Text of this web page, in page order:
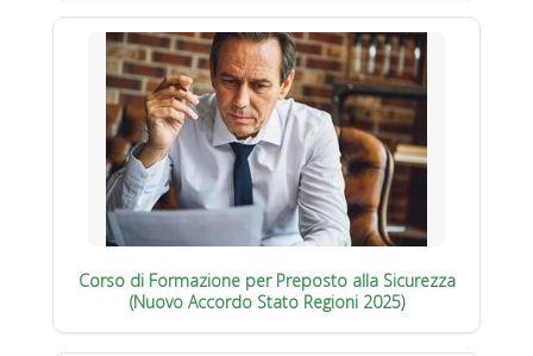
Corso di Formazione per Preposto alla Sicurezza
(Nuovo Accordo Stato Regioni 2025)